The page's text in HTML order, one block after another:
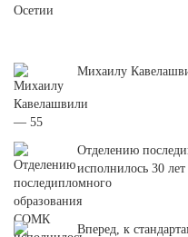
Михаилу
Отделению
исполнилось 30 лет
Вперед, к